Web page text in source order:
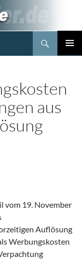
aus
vom 19. November
Auflösung
Werbungskosten